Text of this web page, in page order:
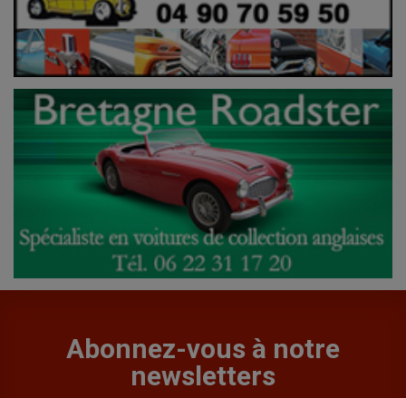
Abonnez-vous à notre
newsletters